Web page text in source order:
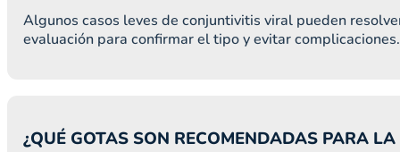
Algunos casos leves de conjuntivitis viral pueden
evaluación para confirmar el tipo y evitar complicaciones.
¿QUÉ GOTAS SON RECOMENDADAS PARA